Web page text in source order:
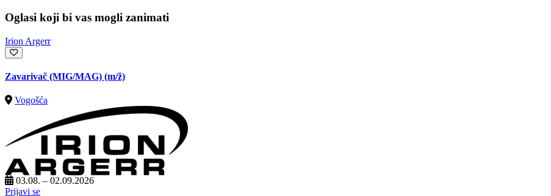
Oglasi koji bi vas mogli zanimati
Irion Argerr
Zavarivač (MIG/MAG) (m/ž)
Vogošća
03.08. – 02.09.2026
Prijavi se